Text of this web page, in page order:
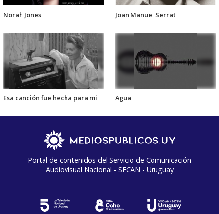
Norah Jones Joan Manuel Serrat
Esa canción fue hecha para mi Agua
Portal de contenidos del Servicio de Comunicación
Audiovisual Nacional - SECAN - Uruguay